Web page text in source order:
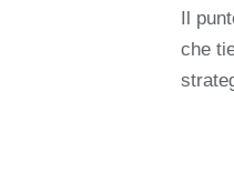
Il
che